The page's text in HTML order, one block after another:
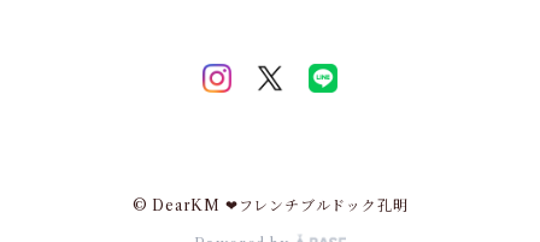
© DearKM ❤︎フレンチブルドック孔明